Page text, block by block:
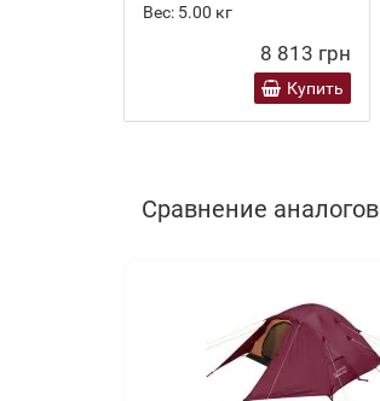
Вес: 5.00 кг
8 813 грн
Купить
Сравнение аналогов